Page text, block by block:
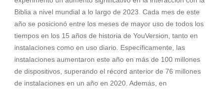
Biblia a nivel mundial a lo largo de 2023. Cada mes de este
año se posicionó entre los meses de mayor uso de todos los
tiempos en los 15 años de historia de YouVersion, tanto en
instalaciones como en uso diario. Específicamente, las
instalaciones aumentaron este año en más de 100 millones
de dispositivos, superando el récord anterior de 76 millones
de instalaciones en un año en 2020. Además, en